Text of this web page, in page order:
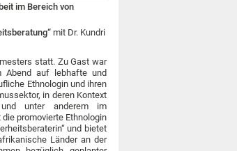
im Bereich von
mit Dr. Kundri
statt. Zu Gast war
Abend auf lebhafte und
Ethnologin und ihren
in deren Kontext
unter anderem im
promovierte Ethnologin
und bietet
Länder an der